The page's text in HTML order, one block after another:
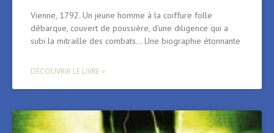
Vienne, 1792. Un jeune homme à la coiffure folle
débarque, couvert de poussière, d’une diligence qui a
subi la mitraille des combats… Une biographie étonnante
DÉCOUVRIR LE LIVRE »